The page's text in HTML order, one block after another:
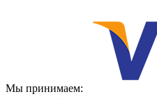
Мы принимаем: